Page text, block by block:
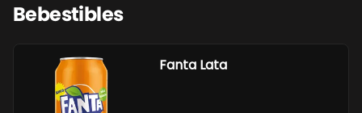
Bebestibles
Fanta Lata